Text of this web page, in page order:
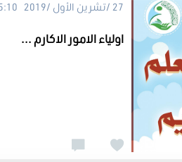
27 /تشرين الأول /2019 05:10 م
اولياء الامور الاكارم ...